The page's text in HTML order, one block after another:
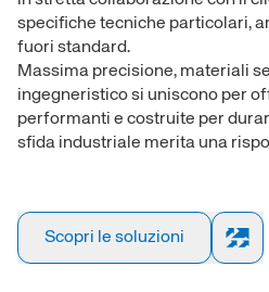
specifiche tecniche particolari,
fuori standard.
Massima precisione, materiali
ingegneristico si uniscono per
performanti e costruite per
sfida industriale merita una
Scopri le soluzioni